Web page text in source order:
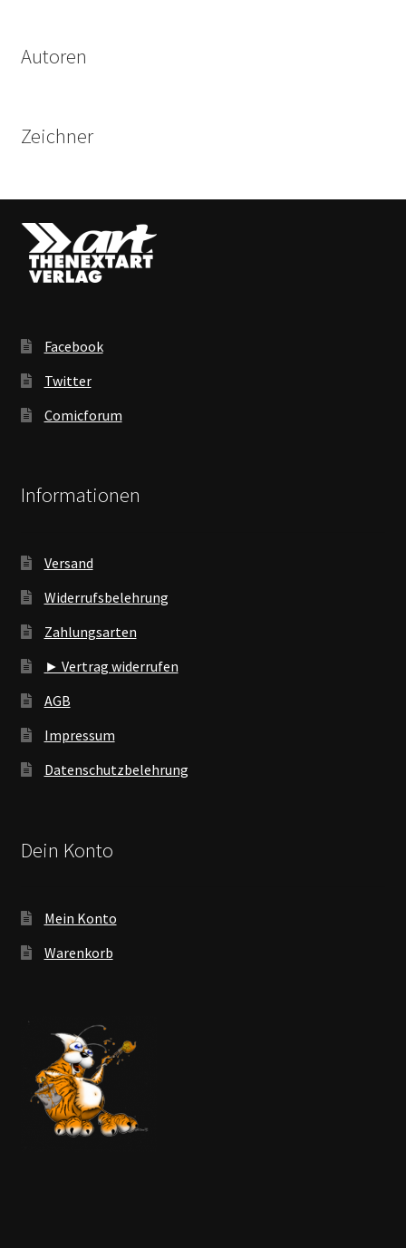
Autoren
Zeichner
Facebook
Twitter
Comicforum
Informationen
Versand
Widerrufsbelehrung
Zahlungsarten
► Vertrag widerrufen
AGB
Impressum
Datenschutzbelehrung
Dein Konto
Mein Konto
Warenkorb